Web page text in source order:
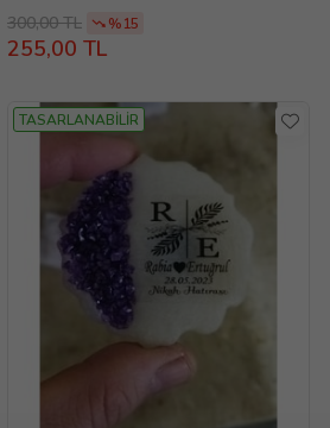
300,00 TL %15
255,00 TL
TASARLANABİLİR